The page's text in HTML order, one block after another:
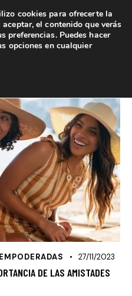
27/11/2023
DE LAS AMISTADES
cookies para ofrecerte la
el contenido que verás
preferencias. Puedes hacer
opciones en cualquier